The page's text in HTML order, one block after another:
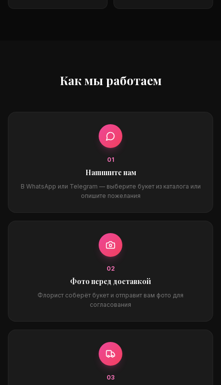
Как мы работаем
01
Напишите нам
В WhatsApp или Telegram — выберите букет из каталога или
опишите пожелания
02
Фото перед доставкой
Флорист соберёт букет и отправит вам фото для
согласования
03